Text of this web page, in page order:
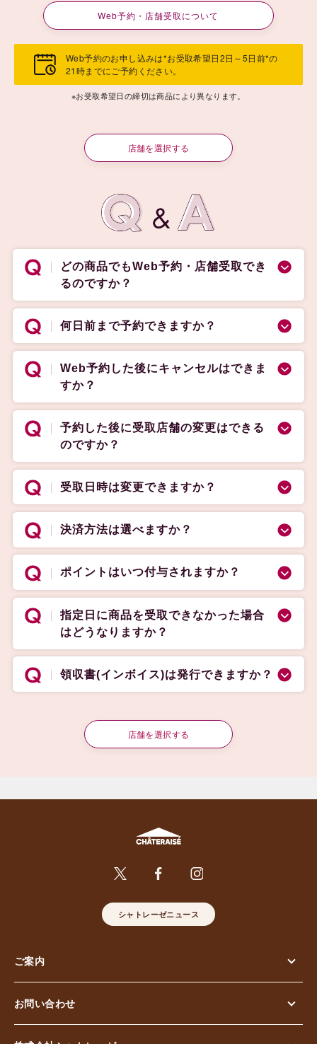
Web予約・店舗受取について
Web予約のお申し込みは*お受取希望日2日～5日前*の
21時までにご予約ください。
※お受取希望日の締切は商品により異なります。
店舗を選択する
どの商品でもWeb予約・店舗受取でき
るのですか？
何日前まで予約できますか？
Web予約した後にキャンセルはできま
すか？
予約した後に受取店舗の変更はできる
のですか？
受取日時は変更できますか？
決済方法は選べますか？
ポイントはいつ付与されますか？
指定日に商品を受取できなかった場合
はどうなりますか？
領収書(インボイス)は発行できますか？
店舗を選択する
シャトレーゼニュース
ご案内
お問い合わせ